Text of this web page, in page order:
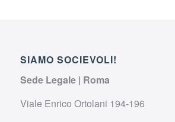
SIAMO SOCIEVOLI!
Sede Legale | Roma
Viale Enrico Ortolani 194-196